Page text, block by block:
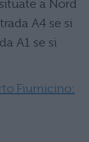
a Nord
A4 se si
A1 se si
Fiumicino: